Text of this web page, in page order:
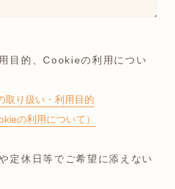
目的、Cookieの利用につい
取り扱い・利用目的
の利用について）
定休日等でご希望に添えない